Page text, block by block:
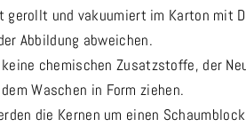
und vakuumiert im Karton mit
Abbildung abweichen.
chemischen Zusatzstoffe, der
Waschen in Form ziehen.
die Kernen um einen